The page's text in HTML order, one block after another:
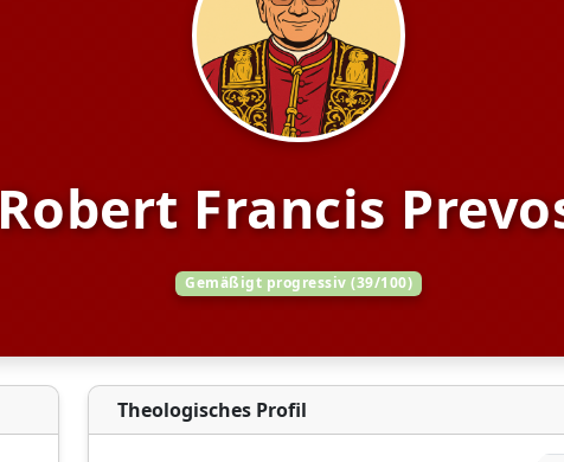
Robert Francis
Gemäßigt progressiv (39/100)
Theologisches Profil